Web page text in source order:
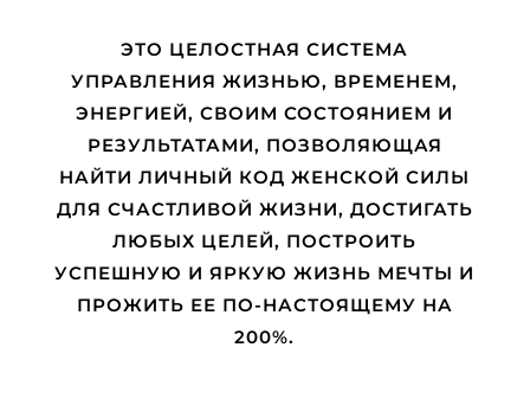
ЭТО ЦЕЛОСТНАЯ СИСТЕМА
УПРАВЛЕНИЯ ЖИЗНЬЮ, ВРЕМЕНЕМ,
ЭНЕРГИЕЙ, СВОИМ СОСТОЯНИЕМ И
РЕЗУЛЬТАТАМИ, ПОЗВОЛЯЮЩАЯ
НАЙТИ ЛИЧНЫЙ КОД ЖЕНСКОЙ СИЛЫ
ДЛЯ СЧАСТЛИВОЙ ЖИЗНИ, ДОСТИГАТЬ
ЛЮБЫХ ЦЕЛЕЙ, ПОСТРОИТЬ
УСПЕШНУЮ И ЯРКУЮ ЖИЗНЬ МЕЧТЫ И
ПРОЖИТЬ ЕЕ ПО-НАСТОЯЩЕМУ НА
200%.